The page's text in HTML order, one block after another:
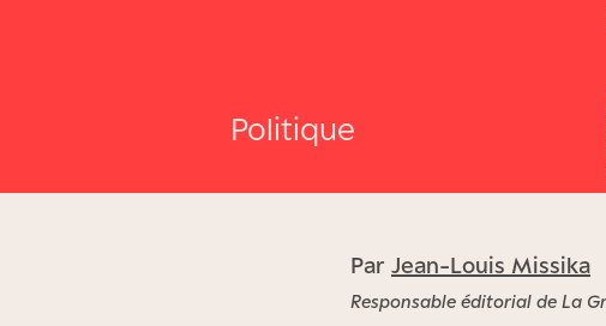
Politique
Par Jean-Louis Missika
Responsable éditorial de La